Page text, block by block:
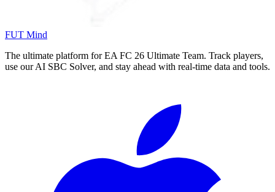
FUT Mind
The ultimate platform for EA FC 26 Ultimate Team. Track players,
use our AI SBC Solver, and stay ahead with real-time data and tools.